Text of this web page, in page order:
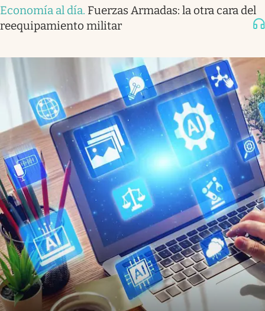
Economía al día. Fuerzas Armadas: la otra cara del
reequipamiento militar